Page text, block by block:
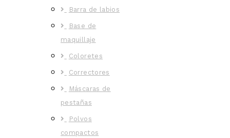
Barra de labios
Base de
maquillaje
Coloretes
Correctores
Máscaras de
pestañas
Polvos
compactos